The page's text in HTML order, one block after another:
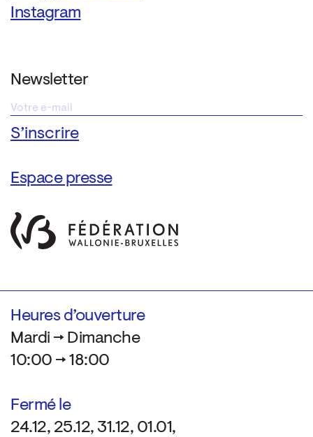
Instagram
Newsletter
Espace presse
Heures d’ouverture
Mardi → Dimanche
10:00 → 18:00
Fermé le
24.12, 25.12, 31.12, 01.01,